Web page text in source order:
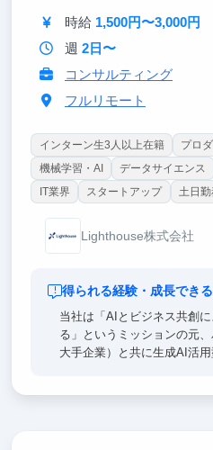
けで視座が高まる刺激を受
過去インターン生は戦略コ
時給 1,500円〜3,000円
週 2日〜
コンサルティング
フルリモート
インターン生3人以上在籍 プロ
機械学習・AI
データサイエンス
IT業界
スタートアップ 土日
Lighthouse株式会社
得られる経験・成長でき
当社は「AIとビジネス共創
る」というミッションの元
大手企業）と共に生成AI活